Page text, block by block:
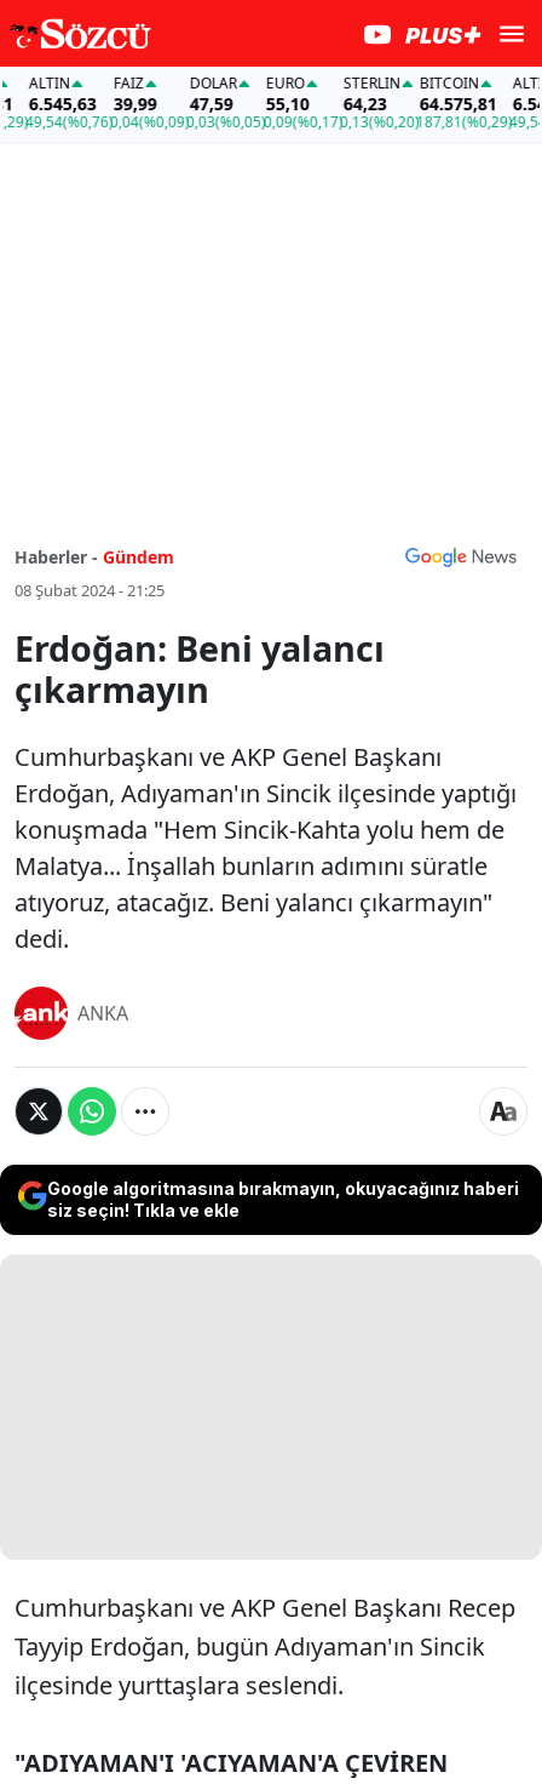
ALTIN
6.545,63
49,54(%0,76)
FAİZ
39,99
0,04(%0,09)
DOLAR
47,59
0,03(%0,05)
EURO
55,10
0,09(%0,17)
STERLIN
64,23
0,13(%0,20)
BITCOIN
64.575,81
187,81(%0,29)
ALTIN
49,54
Haberler - Gündem
08 Şubat 2024 - 21:25
Erdoğan: Beni yalancı
çıkarmayın
Cumhurbaşkanı ve AKP Genel Başkanı
Erdoğan, Adıyaman'ın Sincik ilçesinde yaptığı
konuşmada "Hem Sincik-Kahta yolu hem de
Malatya... İnşallah bunların adımını süratle
atıyoruz, atacağız. Beni yalancı çıkarmayın"
dedi.
ANKA
Google algoritmasına bırakmayın, okuyacağınız haberi
siz seçin! Tıkla ve ekle
Cumhurbaşkanı ve AKP Genel Başkanı Recep
Tayyip Erdoğan, bugün Adıyaman'ın Sincik
ilçesinde yurttaşlara seslendi.
"ADIYAMAN'I 'ACIYAMAN'A ÇEVİREN